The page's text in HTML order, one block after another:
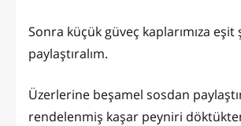
Sonra küçük güveç kaplarımıza eşit
paylaştıralım.
Üzerlerine beşamel sosdan
rendelenmiş kaşar peyniri